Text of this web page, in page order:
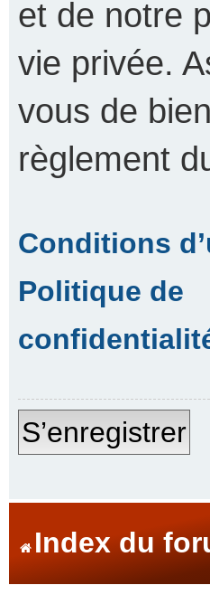
et de notre
vie privée.
vous de
règlement
Conditions
Politique de
S’enregistrer
Index du